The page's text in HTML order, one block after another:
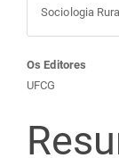
Sociologia Rural
do
Os Editores
UFCG